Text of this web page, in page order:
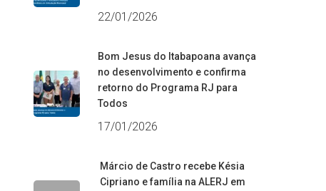
22/01/2026
Bom Jesus do Itabapoana avança
no desenvolvimento e confirma
retorno do Programa RJ para
Todos
17/01/2026
Márcio de Castro recebe Késia
Cipriano e família na ALERJ em